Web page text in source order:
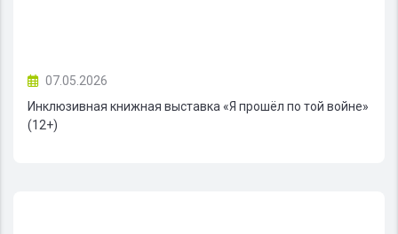
07.05.2026
Инклюзивная книжная выставка «Я прошёл по той войне»
(12+)